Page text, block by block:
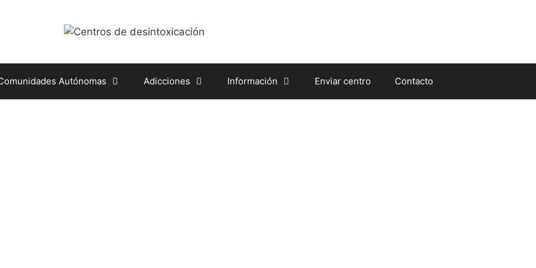
Autónomas Adicciones Información Enviar centro Contacto